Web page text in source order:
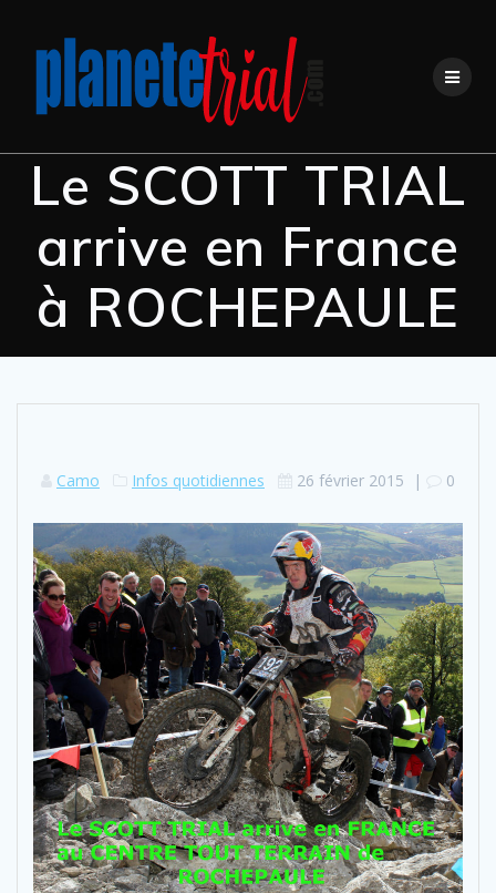
content
Le SCOTT TRIAL
arrive en France
à ROCHEPAULE
Camo Infos quotidiennes 26 février 2015 | 0